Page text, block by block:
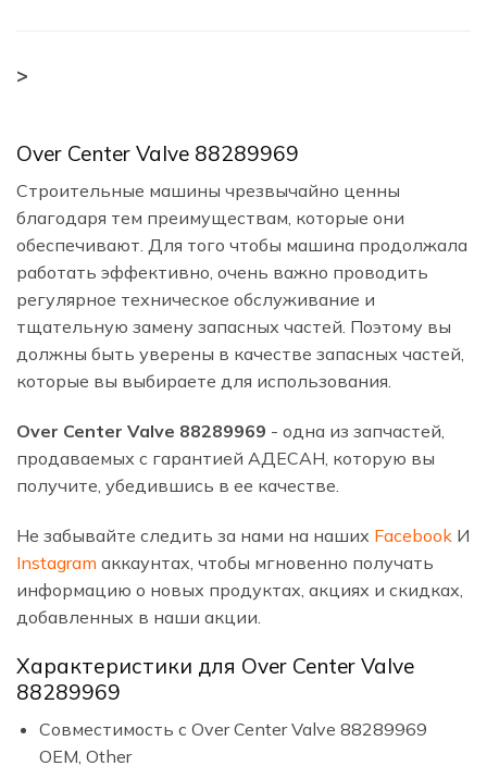
>
Over Center Valve 88289969
Строительные машины чрезвычайно ценны
благодаря тем преимуществам, которые они
обеспечивают. Для того чтобы машина продолжала
работать эффективно, очень важно проводить
регулярное техническое обслуживание и
тщательную замену запасных частей. Поэтому вы
должны быть уверены в качестве запасных частей,
которые вы выбираете для использования.
Over Center Valve 88289969 - одна из запчастей,
продаваемых с гарантией АДЕСАН, которую вы
получите, убедившись в ее качестве.
Не забывайте следить за нами на наших Facebook И
Instagram аккаунтах, чтобы мгновенно получать
информацию о новых продуктах, акциях и скидках,
добавленных в наши акции.
Характеристики для Over Center Valve
88289969
Совместимость с Over Center Valve 88289969
OEM, Other